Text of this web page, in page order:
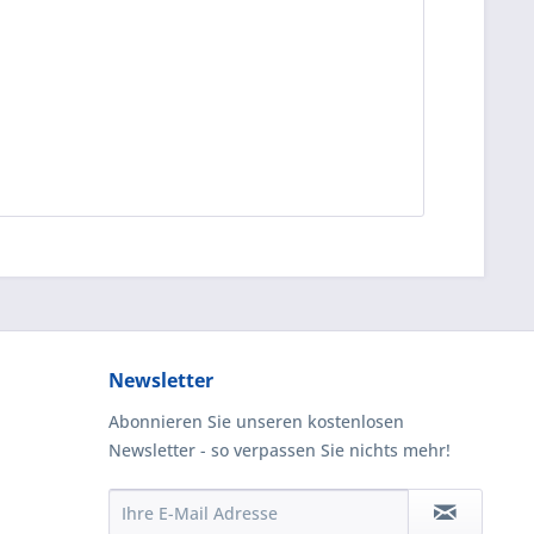
Newsletter
Abonnieren Sie unseren kostenlosen
Newsletter - so verpassen Sie nichts mehr!